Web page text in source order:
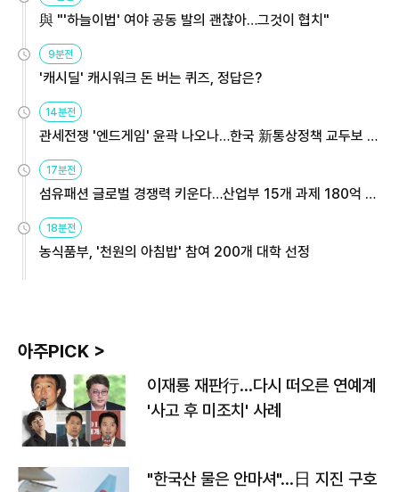
與 "'하늘이법' 여야 공동 발의 괜찮아…그것이 협치"
9분전
'캐시딜' 캐시워크 돈 버는 퀴즈, 정답은?
14분전
관세전쟁 '엔드게임' 윤곽 나오나…한국 新통상정책 교두보 활
용해야
17분전
섬유패션 글로벌 경쟁력 키운다…산업부 15개 과제 180억 지
원
18분전
농식품부, '천원의 아침밥' 참여 200개 대학 선정
아주PICK >
이재룡 재판行…다시 떠오른 연예계
'사고 후 미조치' 사례
"한국산 물은 안마셔"…日 지진 구호